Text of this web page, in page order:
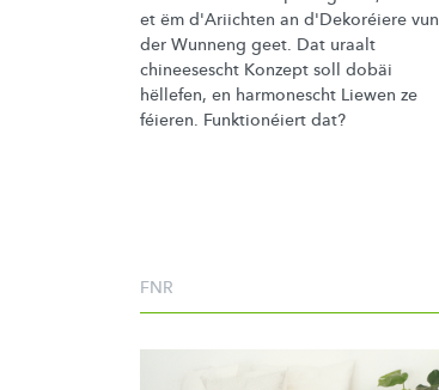
et ëm d'Ariichten an d'Dekoréiere vun
der Wunneng geet. Dat uraalt
chineesescht Konzept soll dobäi
hëllefen, en harmonescht Liewen ze
féieren. Funktionéiert dat?
FNR